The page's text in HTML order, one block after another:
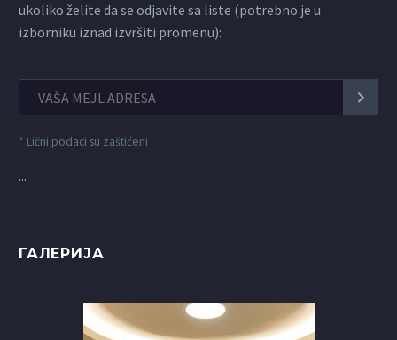
ukoliko želite da se odjavite sa liste (potrebno je u
izborniku iznad izvršiti promenu):
* Lični podaci su zaštićeni
...
ГАЛЕРИЈА